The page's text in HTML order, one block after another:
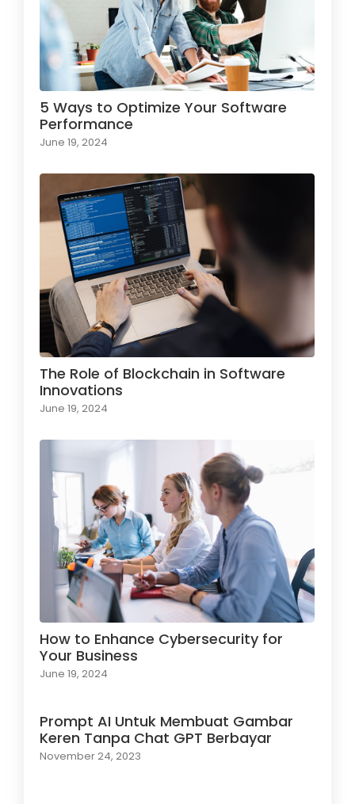
5 Ways to Optimize Your Software
Performance
June 19, 2024
The Role of Blockchain in Software
Innovations
June 19, 2024
How to Enhance Cybersecurity for
Your Business
June 19, 2024
Prompt AI Untuk Membuat Gambar
Keren Tanpa Chat GPT Berbayar
November 24, 2023